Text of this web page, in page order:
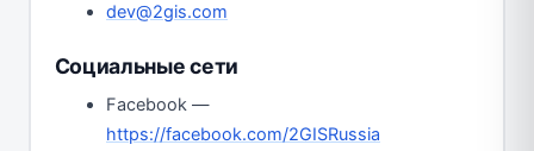
dev@2gis.com
Социальные сети
Facebook —
https://facebook.com/2GISRussia